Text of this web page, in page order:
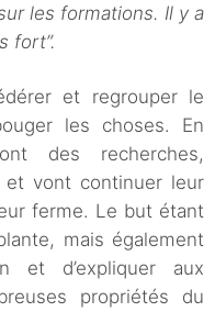
les formations. Il y a
fort”.
et regrouper le
les choses. En
des recherches,
et vont continuer leur
ferme. Le but étant
mais également
et d’expliquer aux
propriétés du